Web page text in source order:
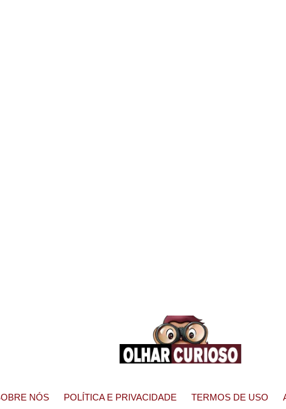
NÓS POLÍTICA E PRIVACIDADE TERMOS DE USO